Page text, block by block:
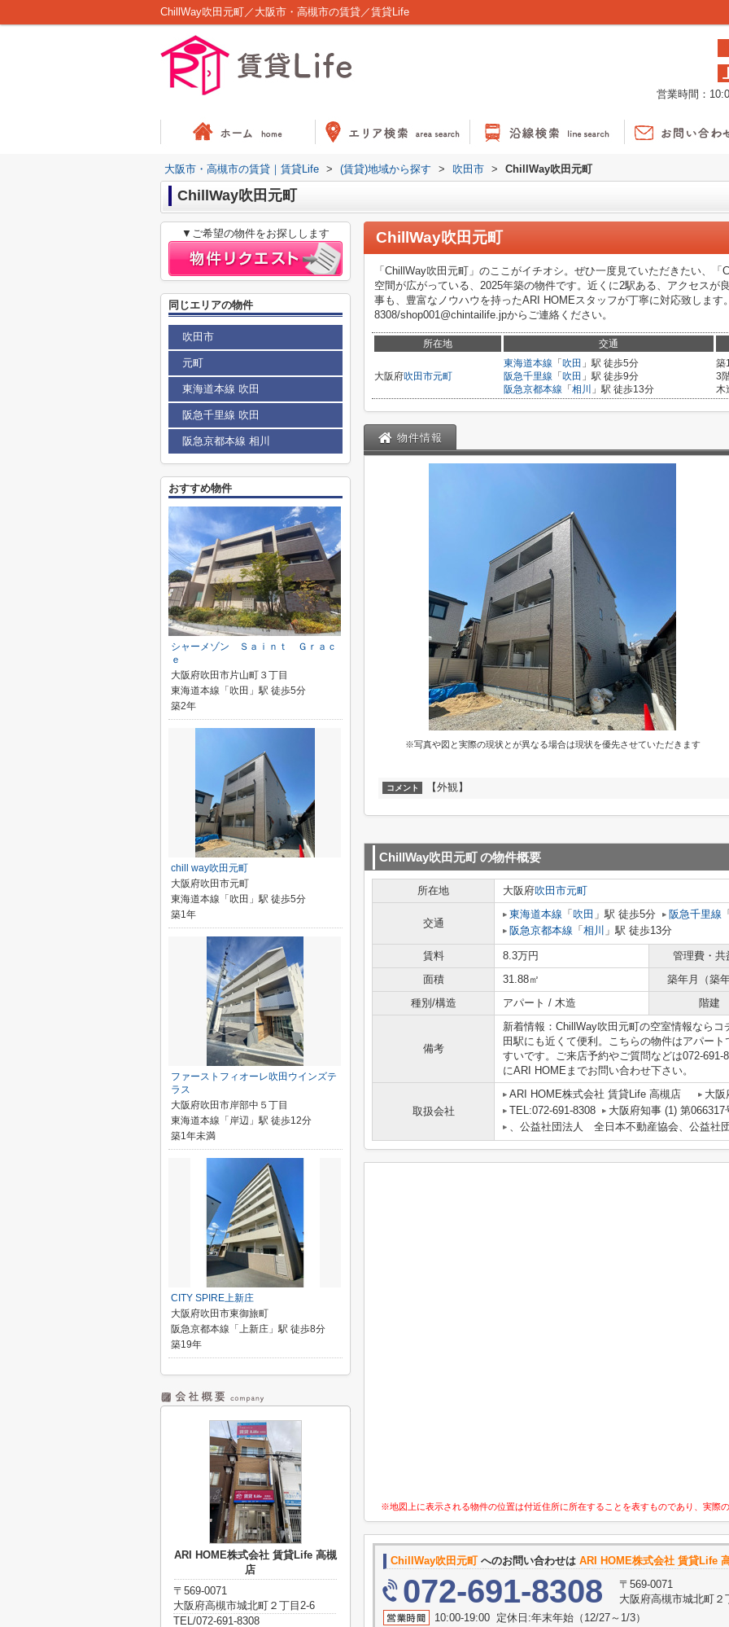
ChillWay吹田元町／大阪市・高槻市の賃貸／賃貸Life
営業時間：
大阪市・高槻市の賃貸｜賃貸Life > (賃貸)地域から探す > 吹田市 > ChillWay吹田元町
ChillWay吹田元町
ChillWay吹田元町
「ChillWay吹田元町」のここがイチオシ。ぜひ一度見ていただきたい、
空間が広がっている、2025年築の物件です。近くに2駅ある、アクセスが
事も、豊富なノウハウを持ったARI HOMEスタッフが丁寧に対応致します
8308/shop001@chintailife.jpからご連絡ください。
所在地 交通
大阪府吹田市元町
東海道本線 「 吹田 」駅 徒歩5分
阪急千里線 「 吹田 」駅 徒歩9分
阪急京都本線 「 相川 」駅 徒歩13分
築
3
木
物件情報
※写真や図と実際の現状とが異なる場合は現状を優先させていただきます
コメント 【外観】
ChillWay吹田元町の物件概要
所在地 大阪府吹田市元町
交通
東海道本線 「 吹田 」駅 徒歩5分 阪急千里線
阪急京都本線 「 相川 」駅 徒歩13分
賃料 8.3万円
管理費・共
面積
31.88㎡
築年月（築
種別/構造
アパート / 木造 階建
備考
新着情報：ChillWay吹田元町の空室情報なら
田駅にも近くて便利。こちらの物件はアパー
すいです。ご来店予約やご質問などは072-
にARI HOMEまでお問い合わせ下さい。
取扱会社
ARI HOME株式会社 賃貸Life 高槻店
大阪
TEL:072-691-8308
大阪府知事 (1) 第066317
、公益社団法人 全日本不動産協会、公益社
※地図上に表示される物件の位置は付近住所に所在することを表すものであり、実際
ChillWay吹田元町へのお問い合わせは ARI HOME株式会社 賃貸Life
072-691-8308
〒569-0071
大阪府高槻市城北町
10:00-19:00 定休日:年末年始（12/27～1/3）
▼ご希望の物件をお探しします
同じエリアの物件
吹田市
元町
東海道本線 吹田
阪急千里線 吹田
阪急京都本線 相川
おすすめ物件
シャーメゾン Ｓａｉｎｔ Ｇｒａｃ
ｅ
大阪府吹田市片山町３丁目
東海道本線「吹田」駅 徒歩5分
築2年
chill way吹田元町
大阪府吹田市元町
東海道本線「吹田」駅 徒歩5分
築1年
ファーストフィオーレ吹田ウインズテ
ラス
大阪府吹田市岸部中５丁目
東海道本線「岸辺」駅 徒歩12分
築1年未満
CITY SPIRE上新庄
大阪府吹田市東御旅町
阪急京都本線「上新庄」駅 徒歩8分
築19年
ARI HOME株式会社 賃貸Life 高槻
店
〒569-0071
大阪府高槻市城北町２丁目2-6
TEL/072-691-8308